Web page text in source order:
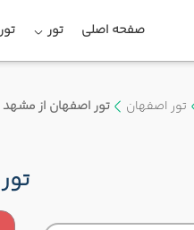
صفحه اصلی تور
تور اصفهان تور اصفهان از مشهد